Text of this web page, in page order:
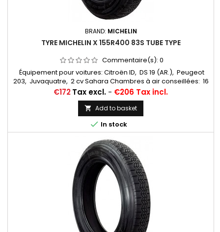
BRAND: MICHELIN
TYRE MICHELIN X 155R400 83S TUBE TYPE
Commentaire(s): 0
Équipement pour voitures: Citroën ID, DS 19 (AR.), Peugeot
203, Juvaquatre, 2 cv Sahara Chambres à air conseillées: 16
E 13 ... Autres appellations: 155R400, 155-400, 155x400, 155/400,
155/400, 155*400
Price
€172Tax excl. - €206 Tax incl.
 Add to basket
 In stock